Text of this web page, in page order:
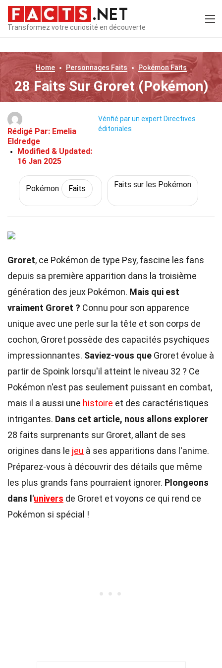
Transformez votre curiosité en découverte
Home Personnages Faits PokémonFaits
28 Faits Sur Groret (Pokémon)
Rédigé Par: Emelia
Eldredge
Modified & Updated:
16 Jan 2025
Vérifié par un expert Directives
éditoriales
Pokémon Faits Faits sur les Pokémon
Groret, ce Pokémon de type Psy, fascine les fans
depuis sa première apparition dans la troisième
génération des jeux Pokémon. Mais qui est
vraiment Groret ? Connu pour son apparence
unique avec une perle sur la tête et son corps de
cochon, Groret possède des capacités psychiques
impressionnantes. Saviez-vous que Groret évolue à
partir de Spoink lorsqu'il atteint le niveau 32 ? Ce
Pokémon n'est pas seulement puissant en combat,
mais il a aussi une histoire et des caractéristiques
intrigantes. Dans cet article, nous allons explorer
28 faits surprenants sur Groret, allant de ses
origines dans le jeu à ses apparitions dans l'anime.
Préparez-vous à découvrir des détails que même
les plus grands fans pourraient ignorer. Plongeons
dans l'univers de Groret et voyons ce qui rend ce
Pokémon si spécial !